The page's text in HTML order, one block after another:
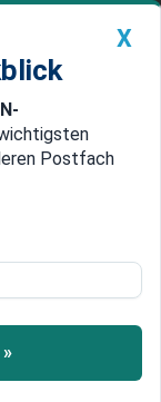
Premium
China
die
schonen
Dafür
X
Postfach